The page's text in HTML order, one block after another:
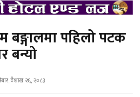
बङ्गालमा पहिलो पटक
बन्यो
वैशाख २६, २०८३